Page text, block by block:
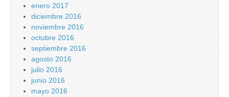
enero 2017
diciembre 2016
noviembre 2016
octubre 2016
septiembre 2016
agosto 2016
julio 2016
junio 2016
mayo 2016